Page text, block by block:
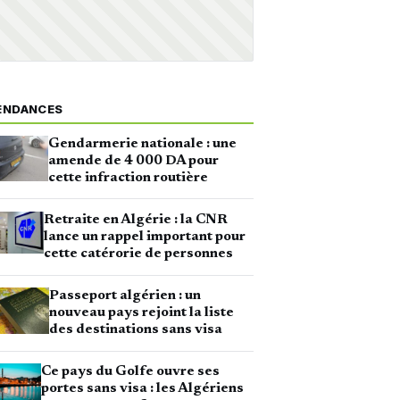
Gendarmerie nationale : une
amende de 4 000 DA pour
cette infraction routière
Retraite en Algérie : la CNR
lance un rappel important pour
cette catérorie de personnes
Passeport algérien : un
nouveau pays rejoint la liste
des destinations sans visa
Ce pays du Golfe ouvre ses
portes sans visa : les Algériens